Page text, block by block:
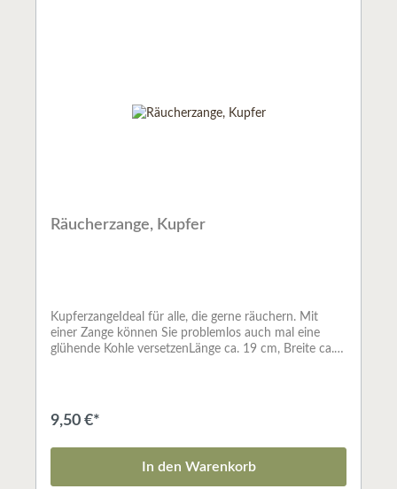
Räucherzange, Kupfer
KupferzangeIdeal für alle, die gerne räuchern. Mit
einer Zange können Sie problemlos auch mal eine
glühende Kohle versetzenLänge ca. 19 cm, Breite ca.
9,50 €*
In den Warenkorb